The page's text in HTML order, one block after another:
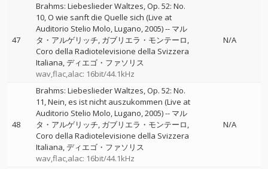
47
Brahms: Liebeslieder Waltzes, Op. 52: No.
10, O wie sanft die Quelle sich (Live at
Auditorio Stelio Molo, Lugano, 2005)-- マル
タ・アルゲリッチ ガブリエラ・モンテーロ
Coro della Radiotelevisione della Svizzera
Italiana ディエゴ・ファソリス
wav,flac,alac: 16bit/44.1kHz
N/A
48
Brahms: Liebeslieder Waltzes, Op. 52: No.
11, Nein, es ist nicht auszukommen (Live at
Auditorio Stelio Molo, Lugano, 2005)-- マル
タ・アルゲリッチ ガブリエラ・モンテーロ
Coro della Radiotelevisione della Svizzera
Italiana ディエゴ・ファソリス
wav,flac,alac: 16bit/44.1kHz
N/A